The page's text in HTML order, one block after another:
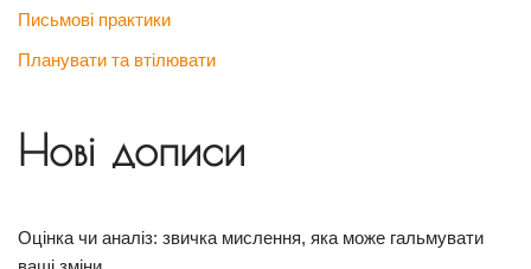
Письмові практики
Планувати та втілювати
Нові дописи
Оцінка чи аналіз: звичка мислення, яка може гальмувати